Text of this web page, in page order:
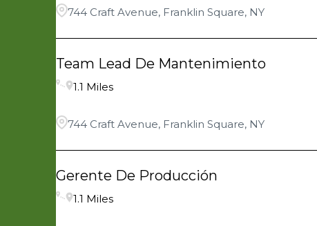
744 Craft Avenue, Franklin Square, NY
Team Lead De Mantenimiento
1.1 Miles
744 Craft Avenue, Franklin Square, NY
Gerente De Producción
1.1 Miles